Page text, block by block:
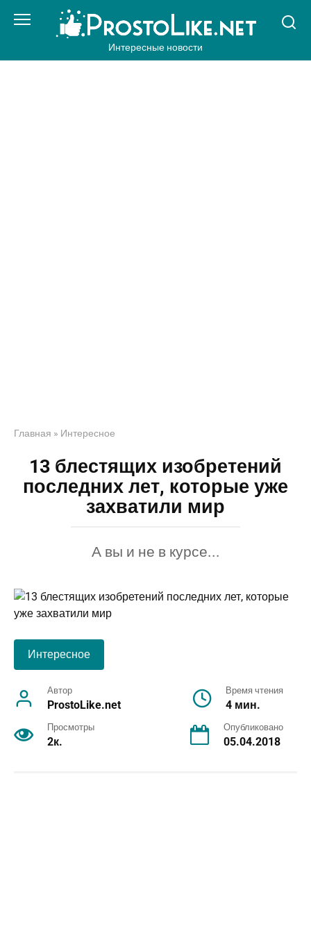
Интересные новости
Главная » Интересное
13 блестящих изобретений
последних лет, которые уже
захватили мир
А вы и не в курсе...
Интересное
Автор
ProstoLike.net
Время чтения
4 мин.
Просмотры
2к.
Опубликовано
05.04.2018